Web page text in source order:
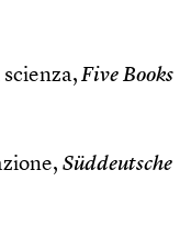
Five Books
Süddeutsche